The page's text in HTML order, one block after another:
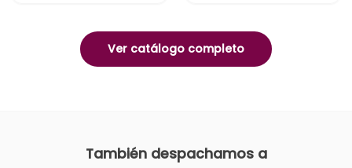
Ver catálogo completo
También despachamos a